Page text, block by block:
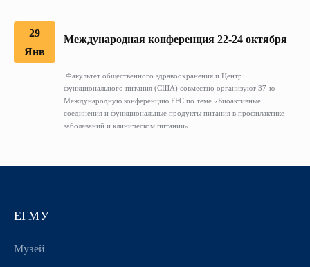
29
Янв
Международная конференция 22-24 октября
Факультет общественного здравоохранения и Центр
функционального питания (США) совместно организуют 37-ю
Международную конференцию FFC по теме «Биоактивные
соединения и функциональные продукты питания в профилактике
заболеваний и клиническом питании»
ЕГМУ
Музей